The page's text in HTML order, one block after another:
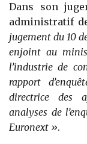
Dans son
administratif
jugement du 10
enjoint au
l’industrie de
rapport
directrice des
analyses de
Euronext ».